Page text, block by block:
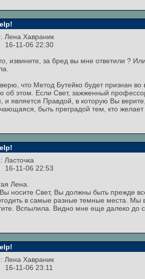
Лена Хавраник
16-11-06 22:30
извините, за бред вы мне ответили ?
что Метод Бутейко будет признан
об этом. Если Свет, зажженный
и является Правдой, в которую Вы
быть преградой тем, кто
Ласточка
16-11-06 22:53
Лена.
носите Свет, Вы должны быть прежде
в самые разные темные места. Мы
Вспылила. Видно мне еще далеко до
Лена Хавраник
16-11-06 23:11